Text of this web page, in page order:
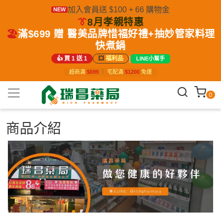
NEW 加入會員送 $100 + 66 購物金
👔8月孝親特惠
🏖️滿$699 贈 醫美品牌惜福好禮+抽妙管家料理
快煮鍋
👍 買 1 送 1 💥福利品 | LINE小幫手
超商滿 $699 宅配滿 $1200 免運
0
商品介紹